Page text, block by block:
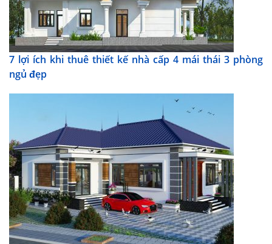
7 lợi ích khi thuê thiết kế nhà cấp 4 mái thái 3 phòng
ngủ đẹp